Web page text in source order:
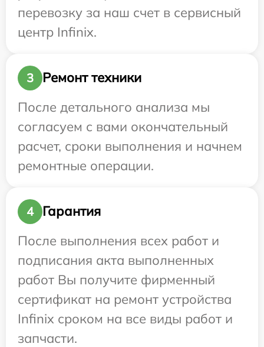
перевозку за наш счет в сервисный
центр Infinix.
3
Ремонт техники
После детального анализа мы
согласуем с вами окончательный
расчет, сроки выполнения и начнем
ремонтные операции.
4
Гарантия
После выполнения всех работ и
подписания акта выполненных
работ Вы получите фирменный
сертификат на ремонт устройства
Infinix сроком на все виды работ и
запчасти.